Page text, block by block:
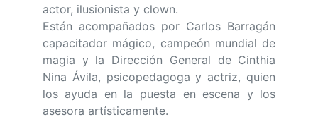
actor, ilusionista y clown.
Están acompañados por Carlos Barragán
capacitador mágico, campeón mundial de
magia y la Dirección General de Cinthia
Nina Ávila, psicopedagoga y actriz, quien
los ayuda en la puesta en escena y los
asesora artísticamente.